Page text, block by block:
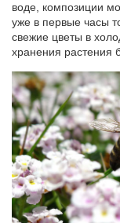
воде, композиции
уже в первые часы
свежие цветы в
хранения растения